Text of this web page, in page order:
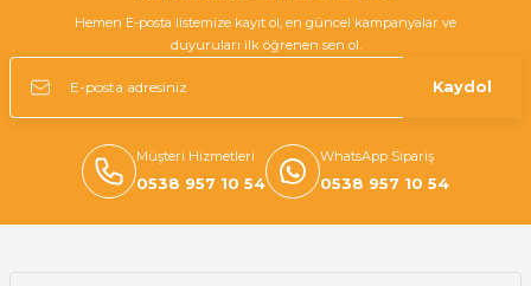
Hemen E-posta listemize kayıt ol, en güncel kampanyalar ve
duyuruları ilk öğrenen sen ol.
Kaydol
Müşteri Hizmetleri
0538 957 10 54
WhatsApp Sipariş
0538 957 10 54